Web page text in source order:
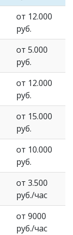
от 12.000
руб.
от 5.000
руб.
от 12.000
руб.
от 15.000
руб.
от 10.000
руб.
от 3.500
руб./час
от 9000
руб./час